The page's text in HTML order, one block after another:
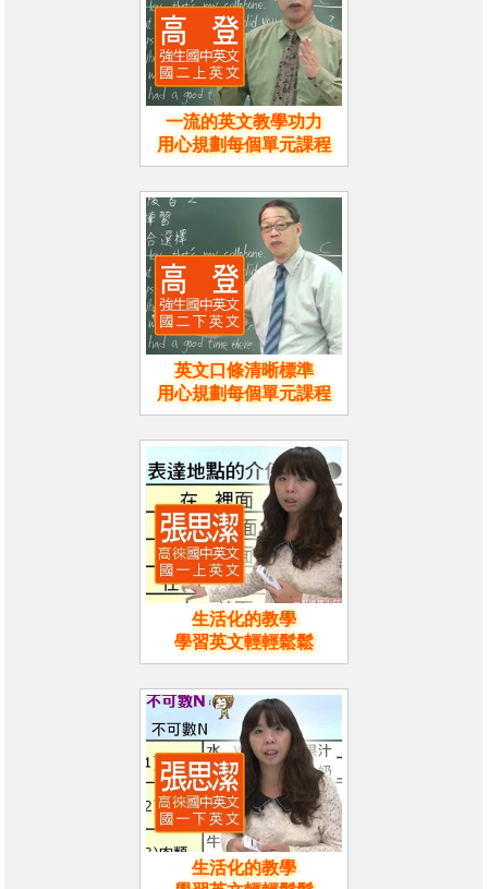
一流的英文教學功力
用心規劃每個單元課程
英文口條清晰標準
用心規劃每個單元課程
生活化的教學
學習英文輕輕鬆鬆
生活化的教學